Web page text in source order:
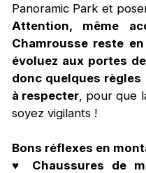
Panoramic Park et
Attention, même
Chamrousse reste
évoluez aux portes
donc quelques
à respecter, pour que
soyez vigilants !
Bons réflexes en
♥ Chaussures de